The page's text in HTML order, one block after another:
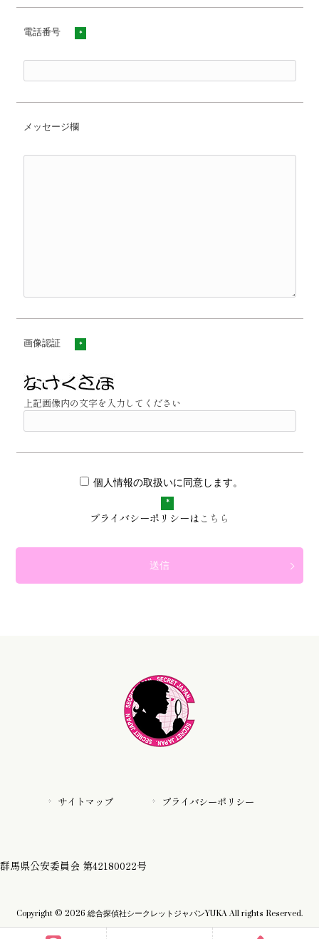
電話番号 *
メッセージ欄
画像認証 *
上記画像内の文字を入力してください
個人情報の取扱いに同意します。
*
プライバシーポリシーは こちら
サイトマップ プライバシーポリシー
群馬県公安委員会 第42180022号
Copyright © 2026 総合探偵社シークレットジャパンYUKA All rights Reserved.